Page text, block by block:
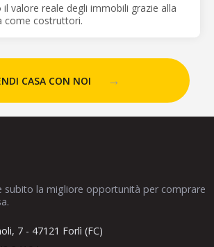
valore reale degli immobili grazie alla
come costruttori.
CASA CON NOI →
subito la migliore opportunità per comprare
7 - 47121 Forlì (FC)